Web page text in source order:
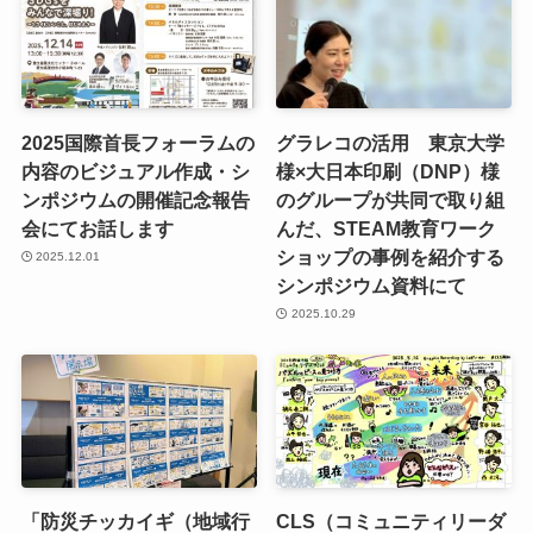
2025国際首長フォーラムの
内容のビジュアル作成・シ
ンポジウムの開催記念報告
会にてお話します
2025.12.01
グラレコの活用 東京大学
様×大日本印刷（DNP）様
のグループが共同で取り組
んだ、STEAM教育ワーク
ショップの事例を紹介する
シンポジウム資料にて
2025.10.29
「防災チッカイギ（地域行
CLS（コミュニティリーダ